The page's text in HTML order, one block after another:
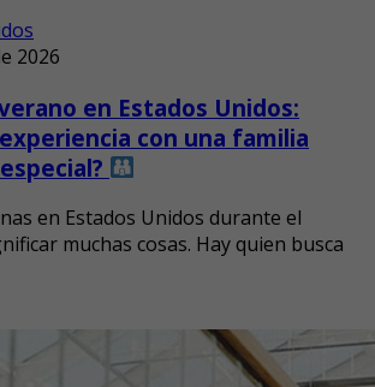
2026
en Estados Unidos:
con una familia
en Estados Unidos durante el
muchas cosas. Hay quien busca